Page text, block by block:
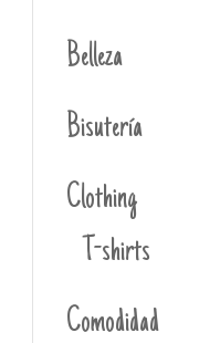
Belleza
Bisutería
Clothing
T-shirts
Comodidad